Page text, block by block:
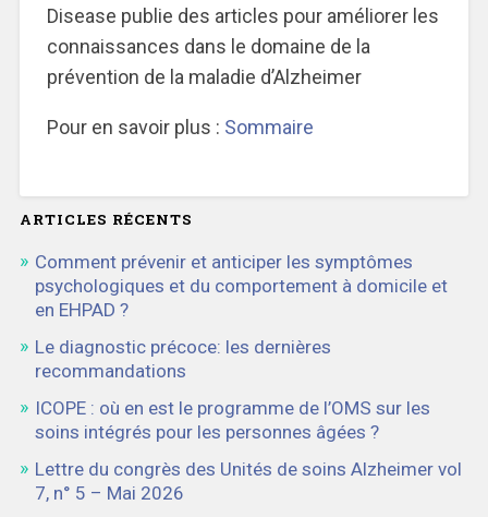
Disease publie des articles pour améliorer les
connaissances dans le domaine de la
prévention de la maladie d’Alzheimer
Pour en savoir plus : Sommaire
ARTICLES RÉCENTS
Comment prévenir et anticiper les symptômes
psychologiques et du comportement à domicile et
en EHPAD ?
Le diagnostic précoce: les dernières
recommandations
ICOPE : où en est le programme de l’OMS sur les
soins intégrés pour les personnes âgées ?
Lettre du congrès des Unités de soins Alzheimer vol
7, n° 5 – Mai 2026